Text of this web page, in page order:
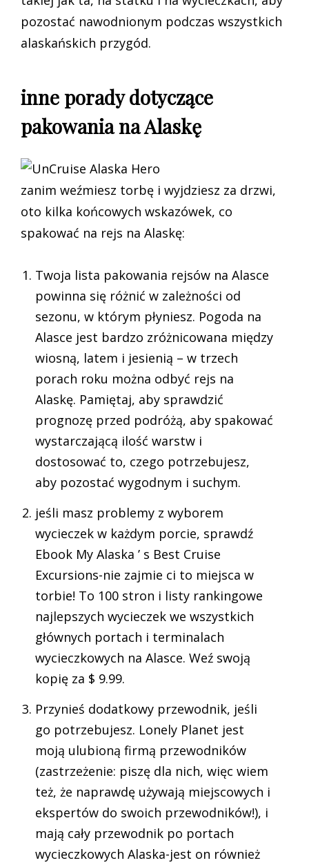
pozostać nawodnionym podczas wszystkich
alaskańskich przygód.
inne porady dotyczące
pakowania na Alaskę
zanim weźmiesz torbę i wyjdziesz za drzwi,
oto kilka końcowych wskazówek, co
spakować na rejs na Alaskę:
Twoja lista pakowania rejsów na Alasce
powinna się różnić w zależności od
sezonu, w którym płyniesz. Pogoda na
Alasce jest bardzo zróżnicowana między
wiosną, latem i jesienią – w trzech
porach roku można odbyć rejs na
Alaskę. Pamiętaj, aby sprawdzić
prognozę przed podróżą, aby spakować
wystarczającą ilość warstw i
dostosować to, czego potrzebujesz,
aby pozostać wygodnym i suchym.
jeśli masz problemy z wyborem
wycieczek w każdym porcie, sprawdź
Ebook My Alaska ’ s Best Cruise
Excursions-nie zajmie ci to miejsca w
torbie! To 100 stron i listy rankingowe
najlepszych wycieczek we wszystkich
głównych portach i terminalach
wycieczkowych na Alasce. Weź swoją
kopię za $ 9.99.
Przynieś dodatkowy przewodnik, jeśli
go potrzebujesz. Lonely Planet jest
moją ulubioną firmą przewodników
(zastrzeżenie: piszę dla nich, więc wiem
też, że naprawdę używają miejscowych i
ekspertów do swoich przewodników!), i
mają cały przewodnik po portach
wycieczkowych Alaska-jest on również